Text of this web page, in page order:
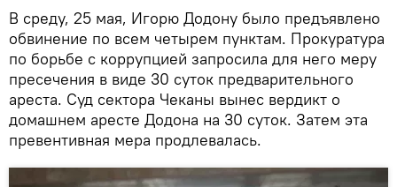
В среду, 25 мая, Игорю Додону было предъявлено
обвинение по всем четырем пунктам. Прокуратура
по борьбе с коррупцией запросила для него меру
пресечения в виде 30 суток предварительного
ареста. Суд сектора Чеканы вынес вердикт о
домашнем аресте Додона на 30 суток. Затем эта
превентивная мера продлевалась.